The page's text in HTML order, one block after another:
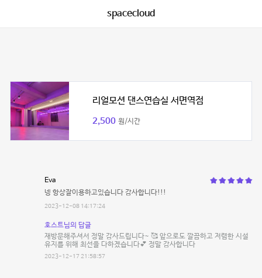
spacecloud
리얼모션 댄스연습실 서면역점
2,500 원/시간
Eva
넹 항상잘이용하고있습니다 감사합니다!!!
2023-12-08 14:17:24
호스트님의 답글
재방문해주셔서 정말 감사드립니다~ 🥰 앞으로도 깔끔하고 저렴한 시설
유지를 위해 최선을 다하겠습니다💕 정말 감사합니다
2023-12-17 21:58:57